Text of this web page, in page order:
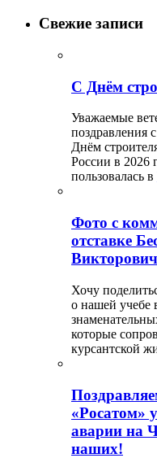
Свежие записи
С Днём
Уважаемые
поздравления
Днём
России в 2026
пользовалась в
Фото с
отставке
Хочу
о нашей учебе
которые
курсантской
«Росатом»
аварии на
наших!